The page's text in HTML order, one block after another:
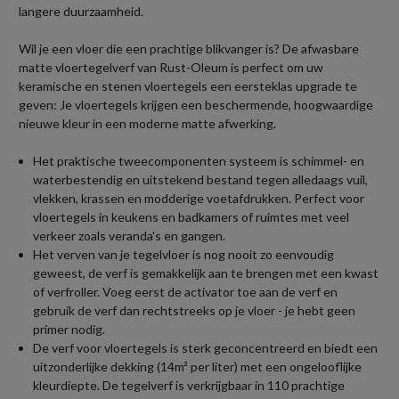
langere duurzaamheid.
Wil je een vloer die een prachtige blikvanger is? De afwasbare
matte vloertegelverf van Rust-Oleum is perfect om uw
keramische en stenen vloertegels een eersteklas upgrade te
geven: Je vloertegels krijgen een beschermende, hoogwaardige
nieuwe kleur in een moderne matte afwerking.
Het praktische tweecomponenten systeem is schimmel- en
waterbestendig en uitstekend bestand tegen alledaags vuil,
vlekken, krassen en modderige voetafdrukken. Perfect voor
vloertegels in keukens en badkamers of ruimtes met veel
verkeer zoals veranda's en gangen.
Het verven van je tegelvloer is nog nooit zo eenvoudig
geweest, de verf is gemakkelijk aan te brengen met een kwast
of verfroller. Voeg eerst de activator toe aan de verf en
gebruik de verf dan rechtstreeks op je vloer - je hebt geen
primer nodig.
De verf voor vloertegels is sterk geconcentreerd en biedt een
uitzonderlijke dekking (14m² per liter) met een ongelooflijke
kleurdiepte. De tegelverf is verkrijgbaar in 110 prachtige